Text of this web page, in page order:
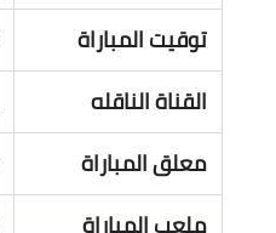
توقيت المباراة
القناة الناقله
معلق المباراة